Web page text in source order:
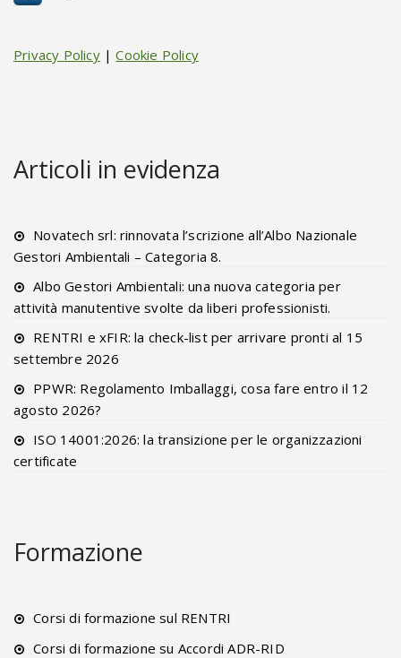
Privacy Policy|Cookie Policy
Articoli in evidenza
Novatech srl: rinnovata l’scrizione all’Albo Nazionale
Gestori Ambientali – Categoria 8.
Albo Gestori Ambientali: una nuova categoria per
attività manutentive svolte da liberi professionisti.
RENTRI e xFIR: la check-list per arrivare pronti al 15
settembre 2026
PPWR: Regolamento Imballaggi, cosa fare entro il 12
agosto 2026?
ISO 14001:2026: la transizione per le organizzazioni
certificate
Formazione
Corsi di formazione sul RENTRI
Corsi di formazione su Accordi ADR-RID